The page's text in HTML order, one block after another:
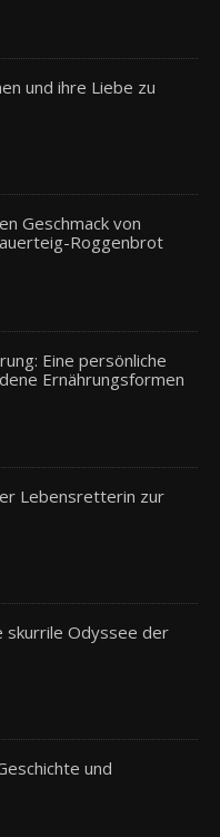
und ihre Liebe zu
Geschmack von
Roggenbrot
Eine persönliche
Ernährungsformen
Lebensretterin zur
skurrile Odyssee der
und